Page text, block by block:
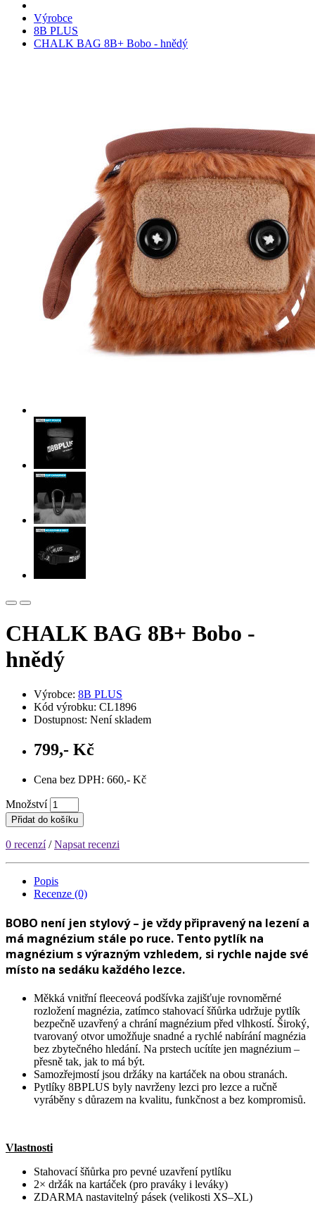
Výrobce
8B PLUS
CHALK BAG 8B+ Bobo - hnědý
CHALK BAG 8B+ Bobo -
hnědý
Výrobce: 8B PLUS
Kód výrobku: CL1896
Dostupnost: Není skladem
799,- Kč
Cena bez DPH: 660,- Kč
Množství
Přidat do košíku
0 recenzí/Napsat recenzi
Popis
Recenze (0)
BOBO není jen stylový – je vždy připravený na lezení a
má magnézium stále po ruce. Tento pytlík na
magnézium s výrazným vzhledem, si rychle najde své
místo na sedáku každého lezce.
Měkká vnitřní fleeceová podšívka zajišťuje rovnoměrné
rozložení magnézia, zatímco stahovací šňůrka udržuje pytlík
bezpečně uzavřený a chrání magnézium před vlhkostí. Široký,
tvarovaný otvor umožňuje snadné a rychlé nabírání magnézia
bez zbytečného hledání. Na prstech ucítíte jen magnézium –
přesně tak, jak to má být.
Samozřejmostí jsou držáky na kartáček na obou stranách.
Pytlíky 8BPLUS byly navrženy lezci pro lezce a ručně
vyráběny s důrazem na kvalitu, funkčnost a bez kompromisů.
Vlastnosti
Stahovací šňůrka pro pevné uzavření pytlíku
2× držák na kartáček (pro praváky i leváky)
ZDARMA nastavitelný pásek (velikosti XS–XL)